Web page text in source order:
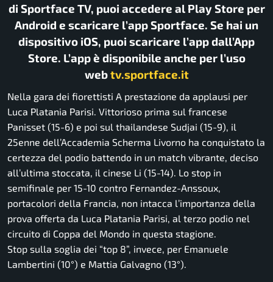
di Sportface TV, puoi accedere al Play Store per
Android e scaricare l’app Sportface. Se hai un
dispositivo iOS, puoi scaricare l’app dall’App
Store. L’app è disponibile anche per l’uso
webtv.sportface.it
Nella gara dei fiorettisti A prestazione da applausi per
Luca Platania Parisi. Vittorioso prima sul francese
Panisset (15-6) e poi sul thailandese Sudjai (15-9), il
25enne dell’Accademia Scherma Livorno ha conquistato la
certezza del podio battendo in un match vibrante, deciso
all’ultima stoccata, il cinese Li (15-14). Lo stop in
semifinale per 15-10 contro Fernandez-Anssoux,
portacolori della Francia, non intacca l’importanza della
prova offerta da Luca Platania Parisi, al terzo podio nel
circuito di Coppa del Mondo in questa stagione.
Stop sulla soglia dei “top 8”, invece, per Emanuele
Lambertini (10°) e Mattia Galvagno (13°).